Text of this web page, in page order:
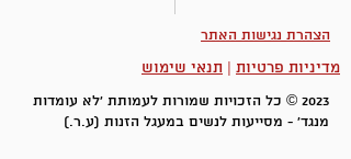
הצהרת נגישות האתר
מדיניות פרטיות
תנאי שימוש
2023 © כל הזכויות שמורות לעמותת 'לא עומדות
מנגד' - מסייעות לנשים במעגל הזנות (ע.ר.)